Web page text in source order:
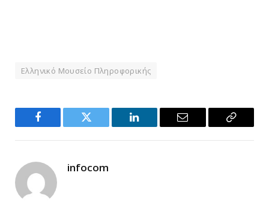
Ελληνικό Μουσείο Πληροφορικής
Facebook Twitter LinkedIn Email
Copy
infocom